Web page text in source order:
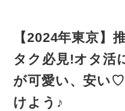
【2024年東京】
タク必見!オタ活
が可愛い、安い
けよう♪